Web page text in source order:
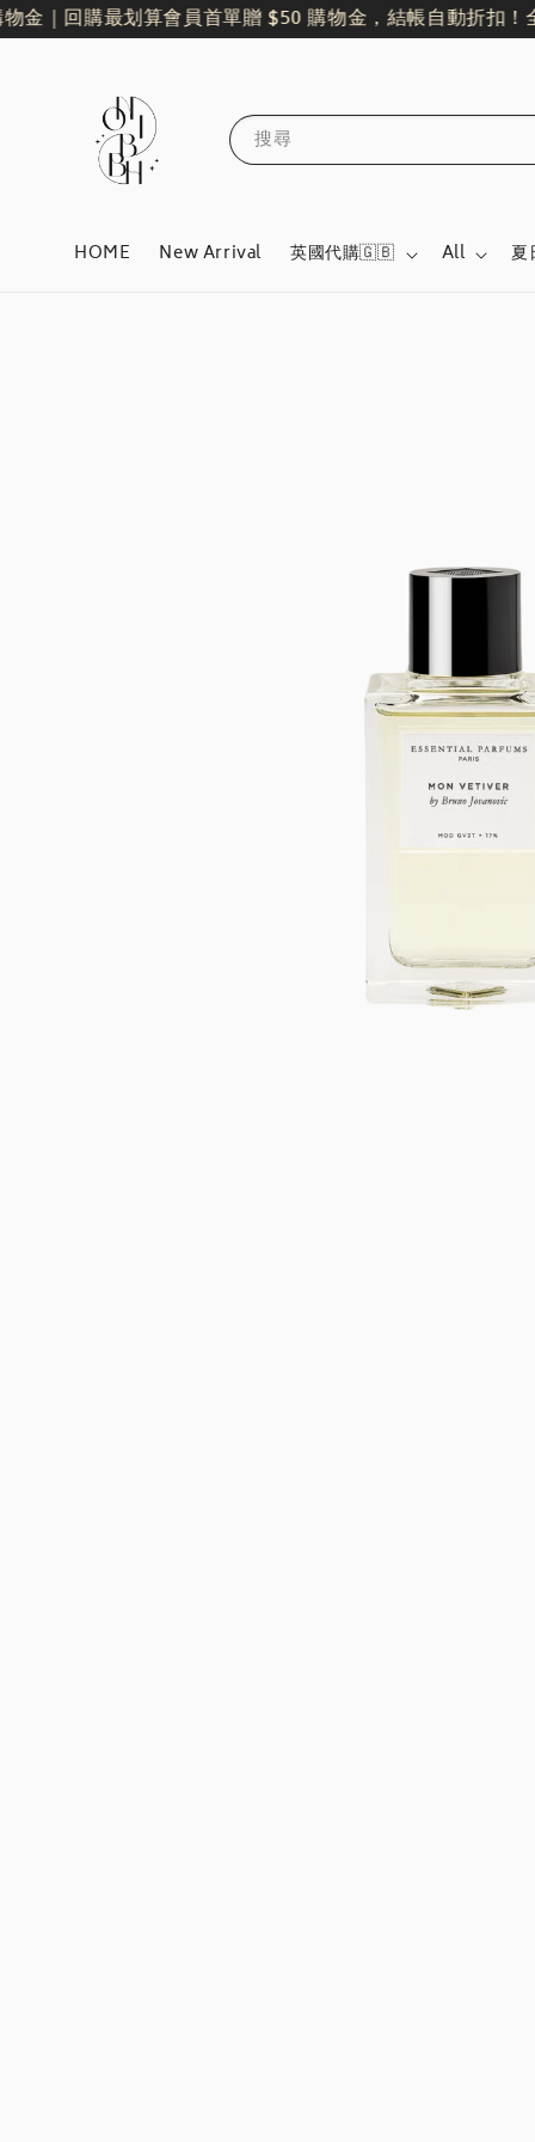
｜回購最划算會員首單贈 $50 購物金，結帳自動折扣！全
搜尋
HOME New Arrival 英國代購🇬🇧 All 夏